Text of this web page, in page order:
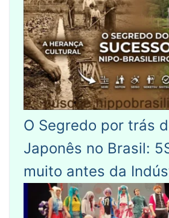
O Segredo por trás
Japonês no Brasil:
muito antes da